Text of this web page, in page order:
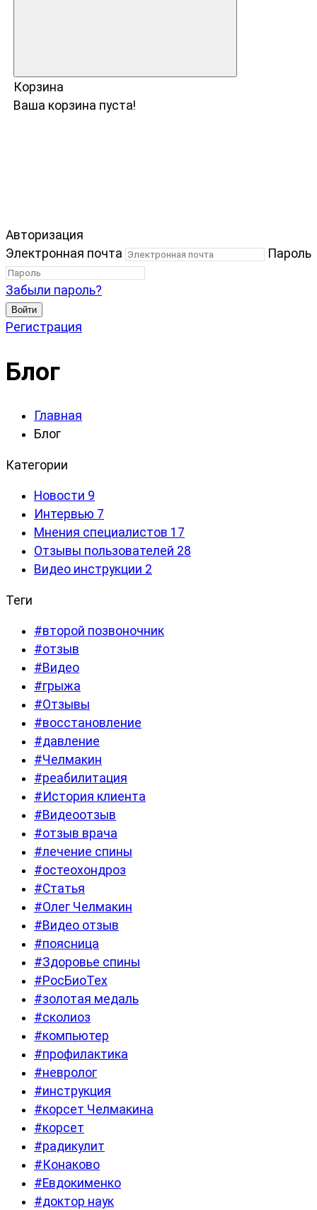
Корзина
Ваша корзина пуста!
Авторизация
Электронная почта
Пароль
Забыли пароль?
Войти
Регистрация
Блог
Главная
Блог
Категории
Новости 9
Интервью 7
Мнения специалистов 17
Отзывы пользователей 28
Видео инструкции 2
Теги
#второй позвоночник
#отзыв
#Видео
#грыжа
#Отзывы
#восстановление
#давление
#Челмакин
#реабилитация
#История клиента
#Видеоотзыв
#отзыв врача
#лечение спины
#остеохондроз
#Статья
#Олег Челмакин
#Видео отзыв
#поясница
#Здоровье спины
#РосБиоТех
#золотая медаль
#сколиоз
#компьютер
#профилактика
#невролог
#инструкция
#корсет Челмакина
#корсет
#радикулит
#Конаково
#Евдокименко
#доктор наук